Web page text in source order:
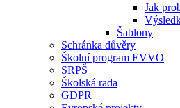
Jak
Šablony
Schránka důvěry
Školní program EVVO
SRPŠ
Školská rada
GDPR